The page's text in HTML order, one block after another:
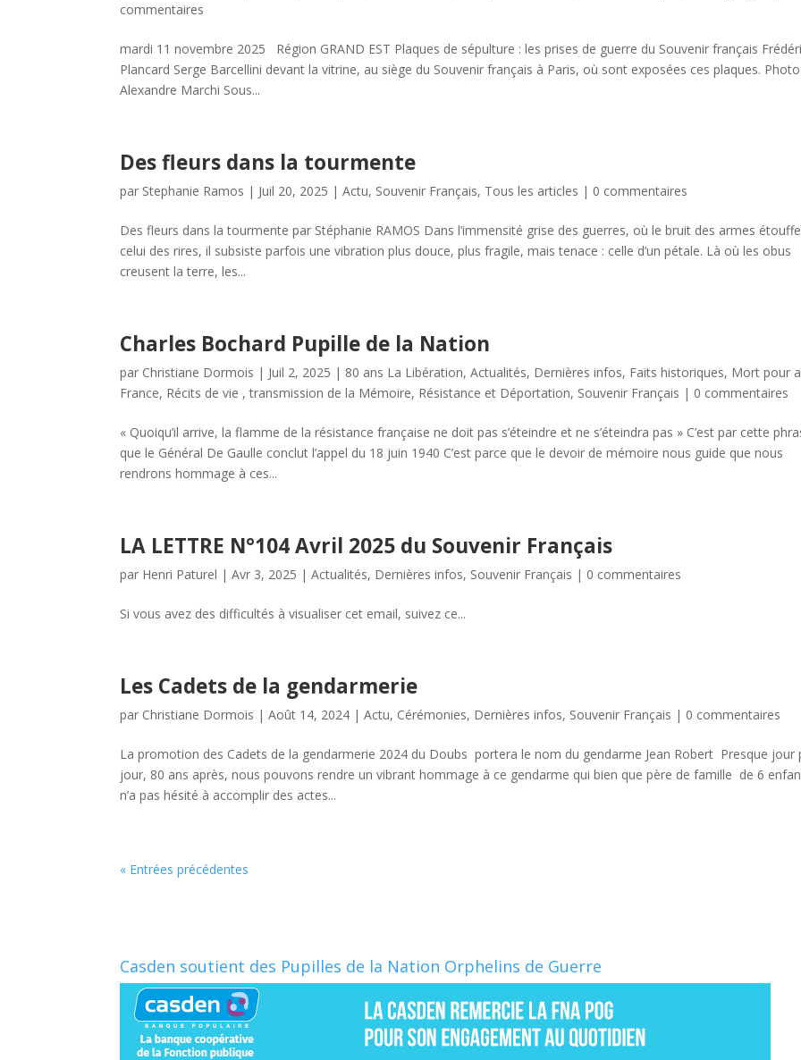
commentaires
mardi 11 novembre 2025 Région GRAND EST Plaques de sépulture : les prises de guerre du Souvenir français
Plancard Serge Barcellini devant la vitrine, au siège du Souvenir français à Paris, où sont exposées ces plaques. Photo
Alexandre Marchi Sous...
Des fleurs dans la tourmente
par Stephanie Ramos | Juil 20, 2025 |Actu, Souvenir Français, Tous les articles | 0 commentaires
Des fleurs dans la tourmente par Stéphanie RAMOS Dans l’immensité grise des guerres, où le bruit des armes étouffe
celui des rires, il subsiste parfois une vibration plus douce, plus fragile, mais tenace : celle d’un pétale. Là où les obus
creusent la terre, les...
Charles Bochard Pupille de la Nation
par Christiane Dormois | Juil 2, 2025 | 80 ans La Libération,Actualités, Dernières infos, Faits historiques, Mort pour a
France, Récits de vie , transmission de la Mémoire, Résistance et Déportation, Souvenir Français | 0 commentaires
« Quoiqu’il arrive, la flamme de la résistance française ne doit pas s’éteindre et ne s’éteindra pas » C’est par cette
que le Général De Gaulle conclut l’appel du 18 juin 1940 C’est parce que le devoir de mémoire nous guide que nous
rendrons hommage à ces...
LA LETTRE N°104 Avril 2025 du Souvenir Français
par Henri Paturel |Avr 3, 2025 |Actualités, Dernières infos, Souvenir Français | 0 commentaires
Si vous avez des difficultés à visualiser cet email, suivez ce...
Les Cadets de la gendarmerie
par Christiane Dormois |Août 14, 2024 |Actu, Cérémonies, Dernières infos, Souvenir Français | 0 commentaires
La promotion des Cadets de la gendarmerie 2024 du Doubs portera le nom du gendarme Jean Robert Presque jour
jour, 80 ans après, nous pouvons rendre un vibrant hommage à ce gendarme qui bien que père de famille de 6
n’a pas hésité à accomplir des actes...
« Entrées précédentes
Casden soutient des Pupilles de la Nation Orphelins de Guerre